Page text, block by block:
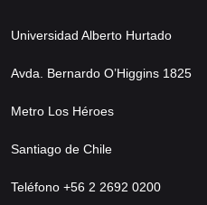
Universidad Alberto Hurtado
Avda. Bernardo O’Higgins 1825
Metro Los Héroes
Santiago de Chile
Teléfono +56 2 2692 0200